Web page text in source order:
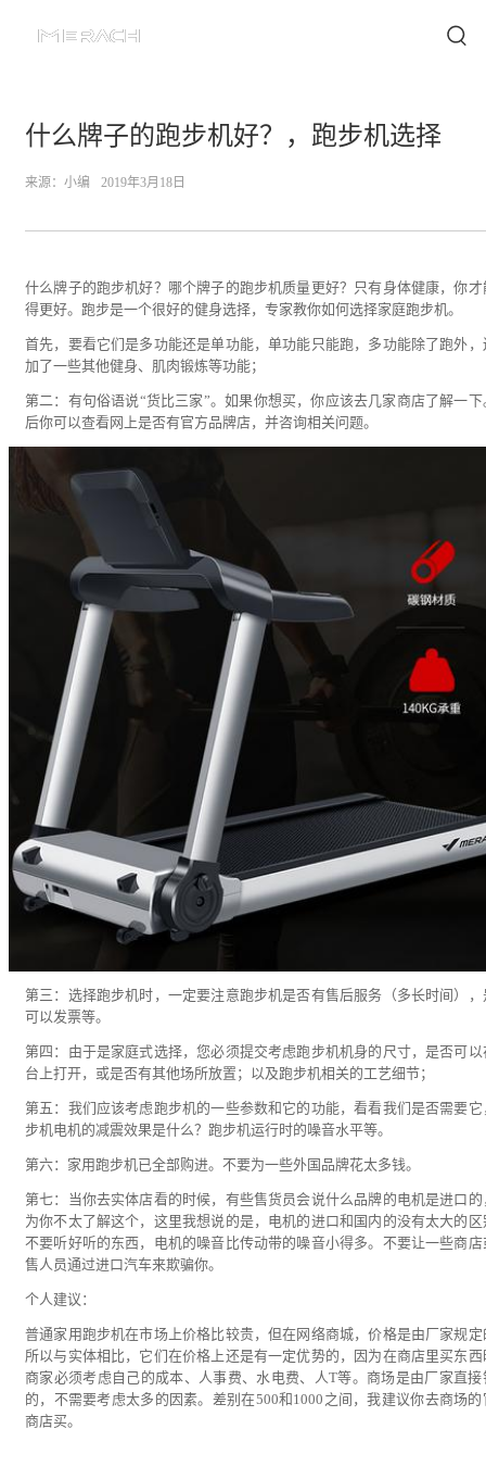
什么牌子的跑步机好？，跑步机选择
来源： 小编 2019年3月18日
什么牌子的跑步机好？哪个牌子的跑步机质量更好？只有身体健康，你才
得更好。跑步是一个很好的健身选择，专家教你如何选择家庭跑步机。
首先，要看它们是多功能还是单功能，单功能只能跑，多功能除了跑外，
加了一些其他健身、肌肉锻炼等功能；
第二：有句俗语说“货比三家”。如果你想买，你应该去几家商店了解一下
后你可以查看网上是否有官方品牌店，并咨询相关问题。
第三：选择跑步机时，一定要注意跑步机是否有售后服务（多长时间），
可以发票等。
第四：由于是家庭式选择，您必须提交考虑跑步机机身的尺寸，是否可以
台上打开，或是否有其他场所放置；以及跑步机相关的工艺细节；
第五：我们应该考虑跑步机的一些参数和它的功能，看看我们是否需要它
步机电机的减震效果是什么？跑步机运行时的噪音水平等。
第六：家用跑步机已全部购进。不要为一些外国品牌花太多钱。
第七：当你去实体店看的时候，有些售货员会说什么品牌的电机是进口的
为你不太了解这个，这里我想说的是，电机的进口和国内的没有太大的区
不要听好听的东西，电机的噪音比传动带的噪音小得多。不要让一些商店
售人员通过进口汽车来欺骗你。
个人建议：
普通家用跑步机在市场上价格比较贵，但在网络商城，价格是由厂家规定
所以与实体相比，它们在价格上还是有一定优势的，因为在商店里买东西
商家必须考虑自己的成本、人事费、水电费、人T等。商场是由厂家直接
的，不需要考虑太多的因素。差别在500和1000之间，我建议你去商场的
商店买。